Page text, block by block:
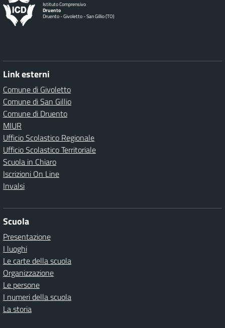
Istituto Comprensivo
Druento
Druento - Givoletto - San Gillio (TO)
Link esterni
Comune di Givoletto
Comune di San Gillio
Comune di Druento
MIUR
Ufficio Scolastico Regionale
Ufficio Scolastico Territoriale
Scuola in Chiaro
Iscrizioni On Line
Invalsi
Scuola
Presentazione
I luoghi
Le carte della scuola
Organizzazione
Le persone
I numeri della scuola
La storia